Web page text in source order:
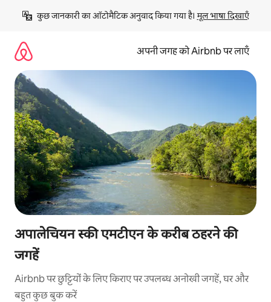
छोड़कर
कॉन्टेंट
कुछ जानकारी का ऑटोमैटिक अनुवाद किया गया है। मूल भाषा दिखाएँ
अपनी जगह को Airbnb पर लाएँ
अपालेचियन स्की एमटीएन के करीब ठहरने की
जगहें
Airbnb पर छुट्टियों के लिए किराए पर उपलब्ध अनोखी जगहें, घर और
बहुत कुछ बुक करें